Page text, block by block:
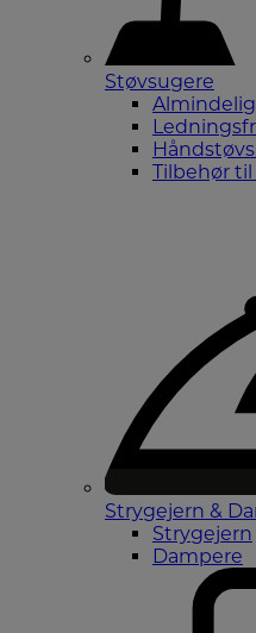
Støvsugere
Tilbehør
Strygejern &
Strygejern
Dampere